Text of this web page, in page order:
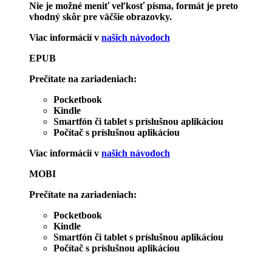
Nie je možné meniť veľkosť písma, formát je preto
vhodný skôr pre väčšie obrazovky.
Viac informácií v našich návodoch
EPUB
Prečítate na zariadeniach:
Pocketbook
Kindle
Smartfón či tablet s príslušnou aplikáciou
Počítač s príslušnou aplikáciou
Viac informácií v našich návodoch
MOBI
Prečítate na zariadeniach:
Pocketbook
Kindle
Smartfón či tablet s príslušnou aplikáciou
Počítač s príslušnou aplikáciou